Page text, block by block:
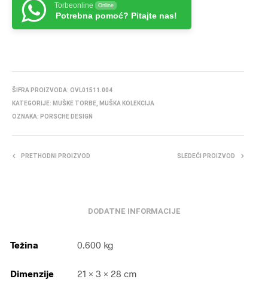
Torbeonline Online
Potrebna pomoć? Pitajte nas!
ŠIFRA PROIZVODA: OVL01511.004
KATEGORIJE: MUŠKE TORBE
MUŠKA KOLEKCIJA
OZNAKA: PORSCHE DESIGN
PRETHODNI PROIZVOD SLEDEĆI PROIZVOD
DODATNE INFORMACIJE
Težina 0.600 kg
Dimenzije 21 × 3 × 28 cm